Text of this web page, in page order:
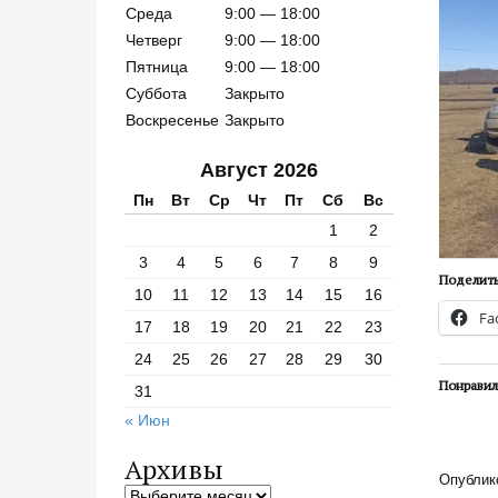
о
с
а
й
т
Среда
9:00 — 18:00
Четверг
9:00 — 18:00
Пятница
9:00 — 18:00
Суббота
Закрыто
Воскресенье Закрыто
Август 2026
Пн Вт Ср Чт Пт Сб
Вс
1
2
3
4 5 6 7 8
9
10
11 12 13 14 15
16
17
18 19 20 21 22
23
24
25 26 27 28 29
30
31
« Июн
Архивы